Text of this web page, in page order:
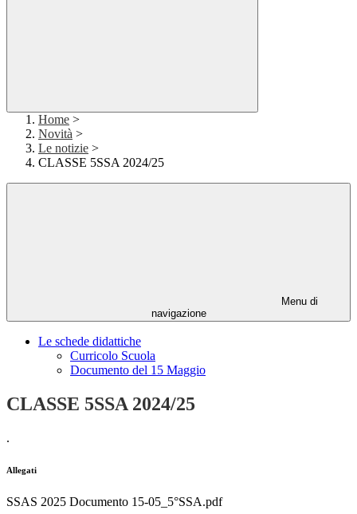
Home >
Novità >
Le notizie >
CLASSE 5SSA 2024/25
Menu di
navigazione
Le schede didattiche
Curricolo Scuola
Documento del 15 Maggio
CLASSE 5SSA 2024/25
.
Allegati
SSAS 2025 Documento 15-05_5°SSA.pdf